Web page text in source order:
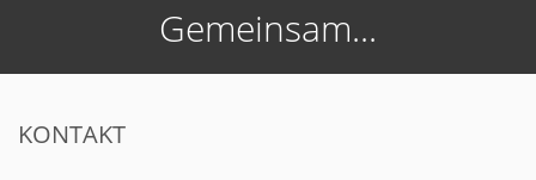
Gemeinsam...
KONTAKT